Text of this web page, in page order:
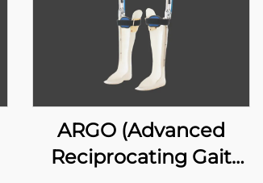
ARGO (Advanced
Reciprocating Gait